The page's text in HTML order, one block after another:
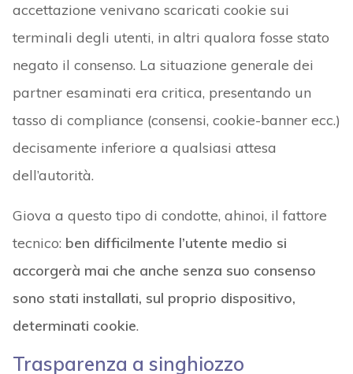
accettazione venivano scaricati cookie sui
terminali degli utenti, in altri qualora fosse stato
negato il consenso. La situazione generale dei
partner esaminati era critica, presentando un
tasso di compliance (consensi, cookie-banner ecc.)
decisamente inferiore a qualsiasi attesa
dell’autorità.
Giova a questo tipo di condotte, ahinoi, il fattore
tecnico: ben difficilmente l’utente medio si
accorgerà mai che anche senza suo consenso
sono stati installati, sul proprio dispositivo,
determinati cookie.
Trasparenza a singhiozzo